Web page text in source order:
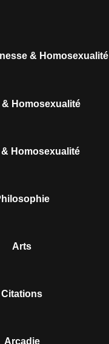
& Homosexualité
& Homosexualité
Homosexualité
Arts
Citations
Arcadie